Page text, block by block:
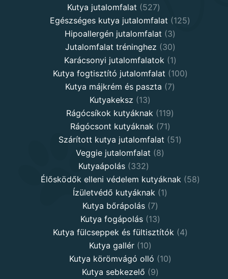
Kutya jutalomfalat 527527
products
Egészséges kutya jutalomfalat 125125
Hipoallergén jutalomfalat 33
products
Jutalomfalat tréninghez 3030
products
Karácsonyi jutalomfalatok 11
product
Kutya fogtisztító jutalomfalat 100100
Kutya májkrém és paszta 77
Kutyakeksz 1313
products
Rágócsíkok kutyáknak 119119
Rágócsont kutyáknak 7171
products
Szárított kutya jutalomfalat 5151
Veggie jutalomfalat 88
Kutyaápolás 332332
products
Élősködők elleni védelem kutyáknak 5858
Ízületvédő kutyáknak 11
Kutya bőrápolás 77
products
Kutya fogápolás 1313
products
Kutya fülcseppek és fültisztítók 44
Kutya gallér 1010
products
Kutya körömvágó olló 1010
Kutya sebkezelő 99